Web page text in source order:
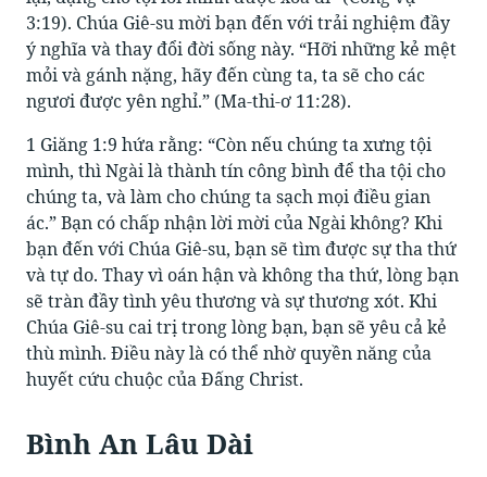
3:19). Chúa Giê-su mời bạn đến với trải nghiệm đầy
ý nghĩa và thay đổi đời sống này. “Hỡi những kẻ mệt
mỏi và gánh nặng, hãy đến cùng ta, ta sẽ cho các
ngươi được yên nghỉ.” (Ma-thi-ơ 11:28).
1 Giăng 1:9 hứa rằng: “Còn nếu chúng ta xưng tội
mình, thì Ngài là thành tín công bình để tha tội cho
chúng ta, và làm cho chúng ta sạch mọi điều gian
ác.” Bạn có chấp nhận lời mời của Ngài không? Khi
bạn đến với Chúa Giê-su, bạn sẽ tìm được sự tha thứ
và tự do. Thay vì oán hận và không tha thứ, lòng bạn
sẽ tràn đầy tình yêu thương và sự thương xót. Khi
Chúa Giê-su cai trị trong lòng bạn, bạn sẽ yêu cả kẻ
thù mình. Điều này là có thể nhờ quyền năng của
huyết cứu chuộc của Đấng Christ.
Bình An Lâu Dài